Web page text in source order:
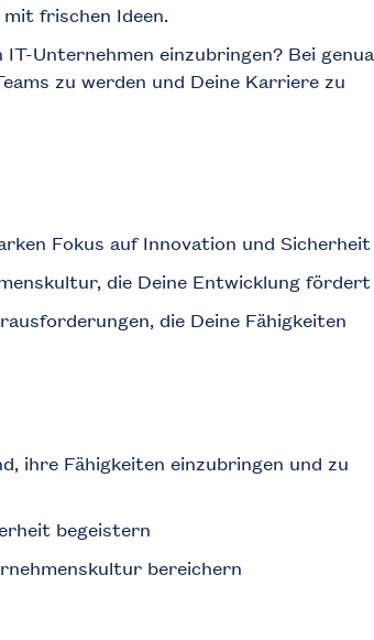
frischen Ideen.
Unternehmen einzubringen? Bei genua
zu werden und Deine Karriere zu
Fokus auf Innovation und Sicherheit
die Deine Entwicklung fördert
die Deine Fähigkeiten
ihre Fähigkeiten einzubringen und zu
begeistern
bereichern